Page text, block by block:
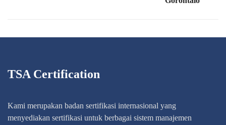
TSA Certification
Kami merupakan badan sertifikasi internasional yang
menyediakan sertifikasi untuk berbagai sistem manajemen